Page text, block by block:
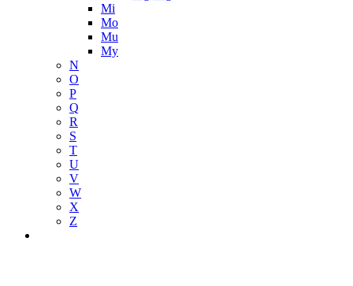
Mi
Mo
Mu
My
N
O
P
Q
R
S
T
U
V
W
X
Z